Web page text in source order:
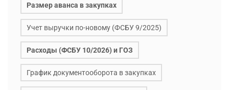
Размер аванса в закупках
Учет выручки по-новому (ФСБУ 9/2025)
Расходы (ФСБУ 10/2026) и ГОЗ
График документооборота в закупках